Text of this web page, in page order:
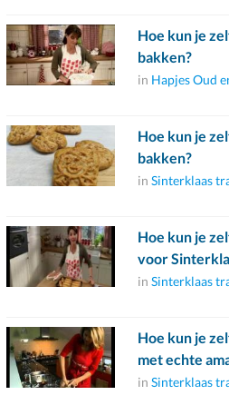
Hoe kun je
bakken?
in Hapjes Oud
Hoe kun je
bakken?
in Sinterklaas
Hoe kun je
voor
in Sinterklaas
Hoe kun je
met echte
in Sinterklaas